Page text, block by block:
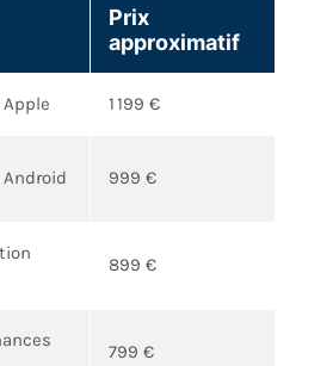
Prix
approximatif
1 199 €
999 €
899 €
799 €